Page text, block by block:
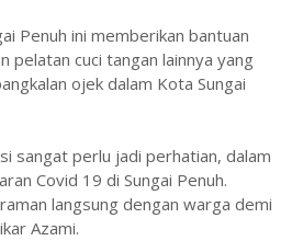
Penuh ini memberikan bantuan
pelatan cuci tangan lainnya yang
ojek dalam Kota Sungai
sangat perlu jadi perhatian, dalam
Covid 19 di Sungai Penuh.
langsung dengan warga demi
Azami.